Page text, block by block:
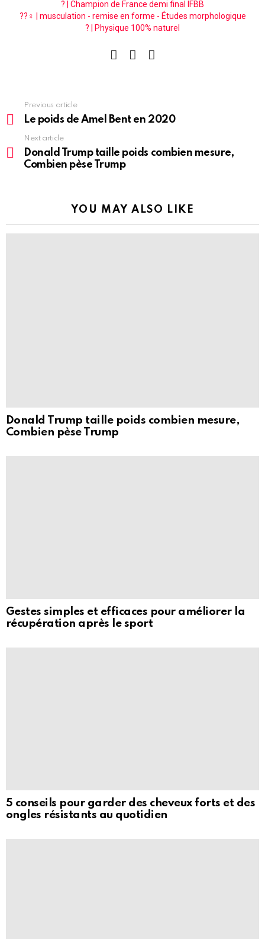
? | Champion de France demi final IFBB
??‍♀️ | musculation - remise en forme - Études morphologique
? | Physique 100% naturel
more
Previous article
Le poids de Amel Bent en 2020
Next article
Donald Trump taille poids combien mesure,
Combien pèse Trump
YOU MAY ALSO LIKE
Donald Trump taille poids combien mesure,
Combien pèse Trump
Gestes simples et efficaces pour améliorer la
récupération après le sport
5 conseils pour garder des cheveux forts et des
ongles résistants au quotidien